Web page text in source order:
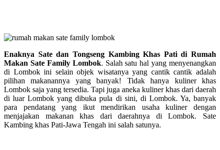
Enaknya Sate dan Tongseng Kambing Khas Pati di Rumah
Makan Sate Family Lombok. Salah satu hal yang menyenangkan
di Lombok ini selain objek wisatanya yang cantik cantik adalah
pilihan makanannya yang banyak! Tidak hanya kuliner khas
Lombok saja yang tersedia. Tapi juga aneka kuliner khas dari daerah
di luar Lombok yang dibuka pula di sini, di Lombok. Ya, banyak
para pendatang yang ikut mendirikan usaha kuliner dengan
menjajakan makanan khas dari daerahnya di Lombok. Sate
Kambing khas Pati-Jawa Tengah ini salah satunya.